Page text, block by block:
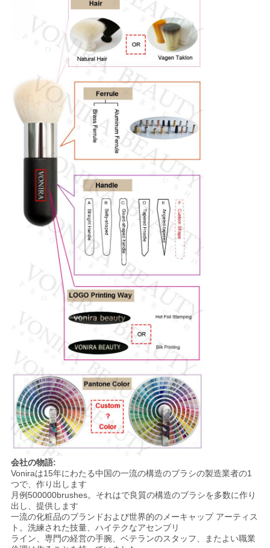
会社の物語:
Voniraは15年にわたる中国の一流の構造のブラシの製造業者の1
つで、作り出します
月例500000brushes。それはで良質の構造のブラシを多数に作り
出し、提供します
一流の化粧品のブランドおよび世界的のメーキャップ アーティス
ト。洗練された技量、ハイテクなアセンブリ
ライン、専門の経営の手腕、ベテランのスタッフ、またよい職業